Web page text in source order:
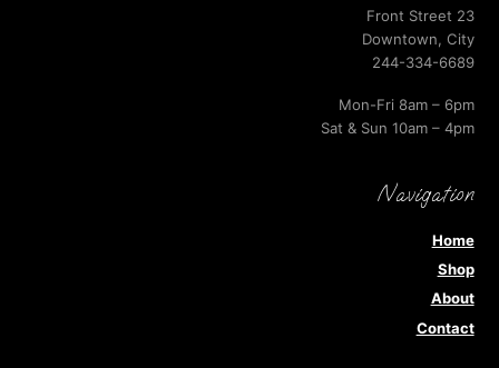
23 Front Street
Downtown, City
244-334-6689
Mon-Fri 8am – 6pm
Sat & Sun 10am – 4pm
Navigation
Home
Shop
About
Contact